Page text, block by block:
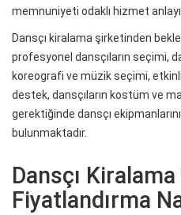
memnuniyeti odaklı hizmet
Dansçı kiralama şirketinden
profesyonel dansçıların seçimi,
koreografi ve müzik seçimi,
destek, dansçıların kostüm ve
gerektiğinde dansçı
bulunmaktadır.
Dansçı
Fiyatlandırma